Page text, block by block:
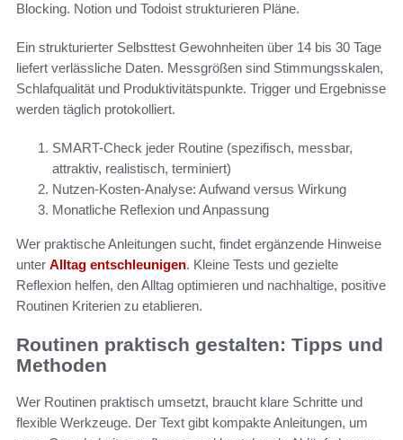
Blocking. Notion und Todoist strukturieren Pläne.
Ein strukturierter Selbsttest Gewohnheiten über 14 bis 30 Tage
liefert verlässliche Daten. Messgrößen sind Stimmungsskalen,
Schlafqualität und Produktivitätspunkte. Trigger und Ergebnisse
werden täglich protokolliert.
SMART-Check jeder Routine (spezifisch, messbar,
attraktiv, realistisch, terminiert)
Nutzen-Kosten-Analyse: Aufwand versus Wirkung
Monatliche Reflexion und Anpassung
Wer praktische Anleitungen sucht, findet ergänzende Hinweise
unter Alltag entschleunigen. Kleine Tests und gezielte
Reflexion helfen, den Alltag optimieren und nachhaltige, positive
Routinen Kriterien zu etablieren.
Routinen praktisch gestalten: Tipps und
Methoden
Wer Routinen praktisch umsetzt, braucht klare Schritte und
flexible Werkzeuge. Der Text gibt kompakte Anleitungen, um